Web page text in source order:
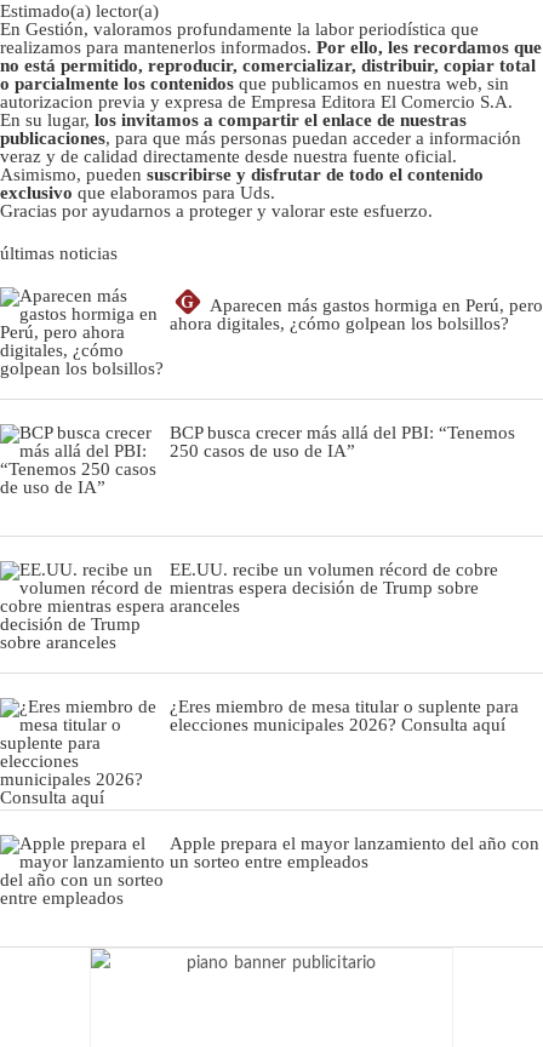
Estimado(a) lector(a)
En Gestión, valoramos profundamente la labor periodística que
realizamos para mantenerlos informados. Por ello, les recordamos que
no está permitido, reproducir, comercializar, distribuir, copiar total
o parcialmente los contenidos que publicamos en nuestra web, sin
autorizacion previa y expresa de Empresa Editora El Comercio S.A.
En su lugar, los invitamos a compartir el enlace de nuestras
publicaciones, para que más personas puedan acceder a información
veraz y de calidad directamente desde nuestra fuente oficial.
Asimismo, pueden suscribirse y disfrutar de todo el contenido
exclusivo que elaboramos para Uds.
Gracias por ayudarnos a proteger y valorar este esfuerzo.
últimas noticias
G
Aparecen más gastos hormiga en Perú, pero
ahora digitales, ¿cómo golpean los bolsillos?
BCP busca crecer más allá del PBI: “Tenemos
250 casos de uso de IA”
EE.UU. recibe un volumen récord de cobre
mientras espera decisión de Trump sobre
aranceles
¿Eres miembro de mesa titular o suplente para
elecciones municipales 2026? Consulta aquí
Apple prepara el mayor lanzamiento del año con
un sorteo entre empleados